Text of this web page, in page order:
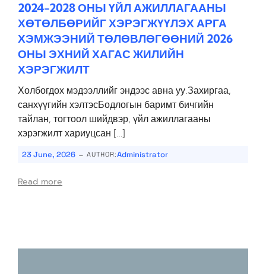
2024-2028 ОНЫ ҮЙЛ АЖИЛЛАГААНЫ
ХӨТӨЛБӨРИЙГ ХЭРЭГЖҮҮЛЭХ АРГА
ХЭМЖЭЭНИЙ ТӨЛӨВЛӨГӨӨНИЙ 2026
ОНЫ ЭХНИЙ ХАГАС ЖИЛИЙН
ХЭРЭГЖИЛТ
Холбогдох мэдээллийг эндээс авна уу.Захиргаа,
санхүүгийн хэлтэсБодлогын баримт бичгийн
тайлан, тогтоол шийдвэр, үйл ажиллагааны
хэрэгжилт хариуцсан […]
23 June, 2026 - AUTHOR:Administrator
Read more